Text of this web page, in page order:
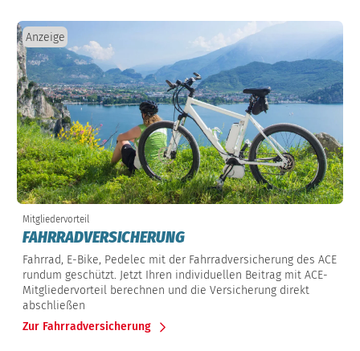
Anzeige
Mitgliedervorteil
FAHRRADVERSICHERUNG
Fahrrad, E-Bike, Pedelec mit der Fahrradversicherung des ACE
rundum geschützt. Jetzt Ihren individuellen Beitrag mit ACE-
Mitgliedervorteil berechnen und die Versicherung direkt
abschließen
Zur Fahrradversicherung